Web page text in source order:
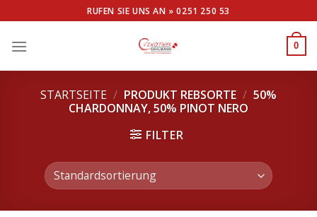
to
content
RUFEN SIE UNS AN »0251 250 53
0
STARTSEITE / PRODUKT REBSORTE / 50%
CHARDONNAY, 50% PINOT NERO
FILTER